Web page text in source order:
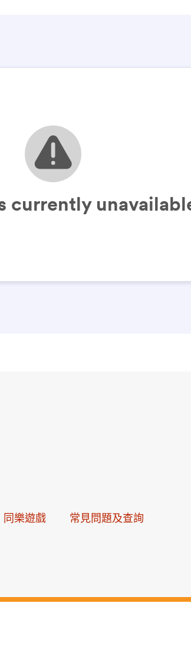
同樂遊戲 常見問題及查詢